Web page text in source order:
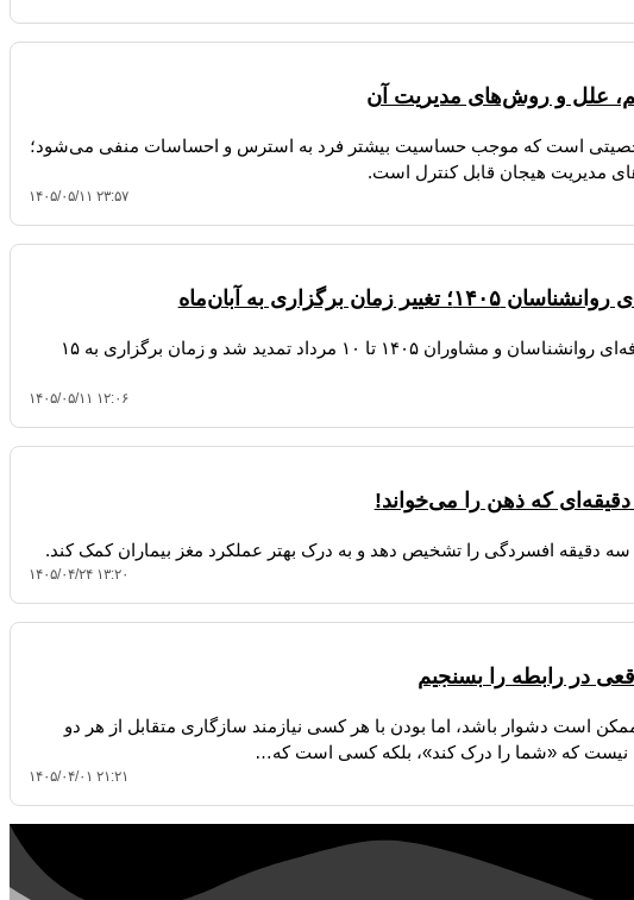
علل و روش‌های مدیریت آن
است که موجب حساسیت بیشتر فرد به استرس و احساسات منفی می‌شود؛
مدیریت هیجان قابل کنترل است.
۱۴۰۵/۰۵/۱۱ ۲۳:۵۷
برگزاری به آبان‌ماه
مهلت ثبت‌نام چهارمین آزمون صلاحیت حرفه‌ای روانشناسان و مشاوران ۱۴۰۵ تا ۱۰ مرداد تمدید شد و زمان برگزاری به ۱۵
۱۴۰۵/۰۵/۱۱ ۱۲:۰۶
سه دقیقه افسردگی را تشخیص دهد و به درک بهتر عملکرد مغز بیماران کمک کند.
۱۴۰۵/۰۴/۲۴ ۱۳:۲۰
در رابطه را بسنجیم
است دشوار باشد، اما بودن با هر کسی نیازمند سازگاری متقابل از هر دو
که «شما را درک کند»، بلکه کسی است که…
۱۴۰۵/۰۴/۰۱ ۲۱:۲۱